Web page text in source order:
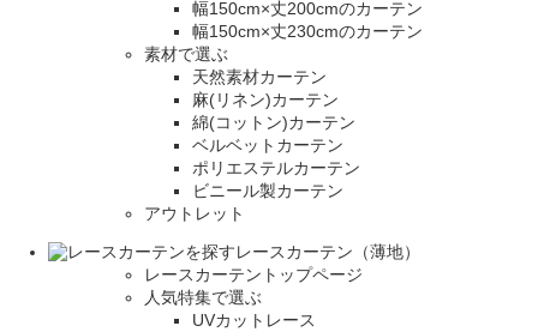
幅150cm×丈200cmのカーテン
幅150cm×丈230cmのカーテン
素材で選ぶ
天然素材カーテン
麻(リネン)カーテン
綿(コットン)カーテン
ベルベットカーテン
ポリエステルカーテン
ビニール製カーテン
アウトレット
レースカーテン（薄地）
レースカーテントップページ
人気特集で選ぶ
UVカットレース